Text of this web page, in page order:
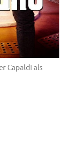
Capaldi als